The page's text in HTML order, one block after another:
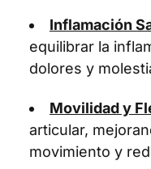
Inflamación
equilibrar la
dolores y
Movilidad y
articular,
movimiento y